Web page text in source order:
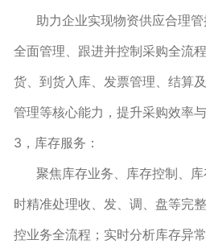
助力企业实现物资供应合理
全面管理、跟进并控制采购全流
货、到货入库、发票管理、结算
管理等核心能力，提升采购效率与
3，库存服务：
聚焦库存业务、库存控制、
时精准处理收、发、调、盘等完
控业务全流程；实时分析库存异